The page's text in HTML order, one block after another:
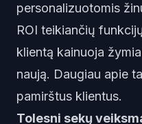
personalizuotomis
ROI teikiančių
klientą kainuoja
naują. Daugiau apie
pamirštus klientus.
Tolesni sekų